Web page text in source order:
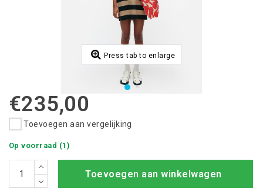
Press tab to enlarge
€235,00
Toevoegen aan vergelijking
Op voorraad (1)
Toevoegen aan winkelwagen